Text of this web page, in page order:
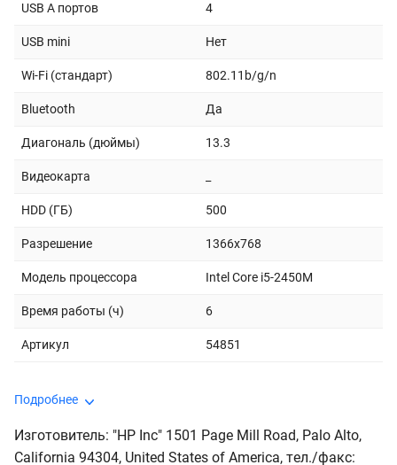
USB A портов 4
USB mini Нет
Wi-Fi (стандарт) 802.11b/g/n
Bluetooth Да
Диагональ (дюймы) 13.3
Видеокарта
HDD (ГБ) 500
Разрешение 1366x768
Модель процессора Intel Core i5-2450M
Время работы (ч) 6
Артикул 54851
Подробнее
Изготовитель: "HP Inc" 1501 Page Mill Road, Palo Alto,
California 94304, United States of America, тeл./факс: